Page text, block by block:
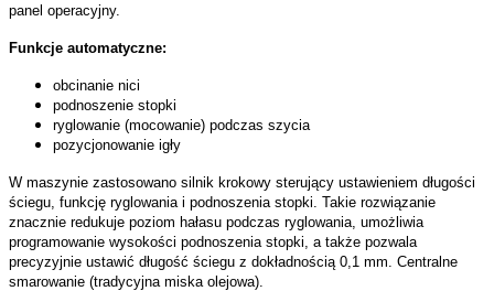
panel operacyjny.
Funkcje automatyczne:
obcinanie nici
podnoszenie stopki
ryglowanie (mocowanie) podczas szycia
pozycjonowanie igły
W maszynie zastosowano silnik krokowy sterujący ustawieniem długości
ściegu, funkcję ryglowania i podnoszenia stopki. Takie rozwiązanie
znacznie redukuje poziom hałasu podczas ryglowania, umożliwia
programowanie wysokości podnoszenia stopki, a także pozwala
precyzyjnie ustawić długość ściegu z dokładnością 0,1 mm. Centralne
smarowanie (tradycyjna miska olejowa).